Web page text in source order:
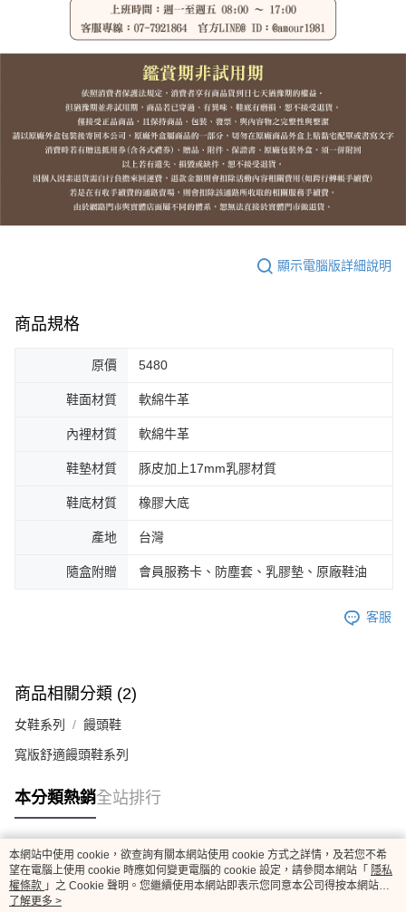
顯示電腦版詳細說明
商品規格
原價 5480
鞋面材質 軟綿牛革
內裡材質 軟綿牛革
鞋墊材質 豚皮加上17mm乳膠材質
鞋底材質 橡膠大底
產地 台灣
隨盒附贈 會員服務卡、防塵套、乳膠墊、原廠鞋油
客服
商品相關分類 (2)
女鞋系列 饅頭鞋
寬版舒適饅頭鞋系列
本分類熱銷全站排行
熱門標籤
本網站中使用 cookie，欲查詢有關本網站使用 cookie 方式之詳情，及若您不希
望在電腦上使用 cookie 時應如何變更電腦的 cookie 設定，請參閱本網站「 隱私
權條款 」之 Cookie 聲明。您繼續使用本網站即表示您同意本公司得按本網站使
用條款之 Cookie 聲明使用 cookie。
了解更多 >